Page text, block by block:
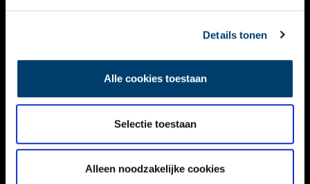
Details tonen
Alle cookies toestaan
Selectie toestaan
Alleen noodzakelijke cookies
DISCLAIMER
TOEGANKELIJKHEID
Volg ONH op social media